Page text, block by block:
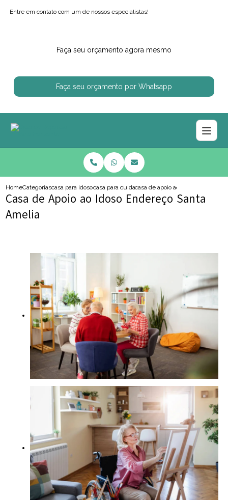
Entre em contato com um de nossos especialistas!
Faça seu orçamento agora mesmo
Faça seu orçamento por Whatsapp
HomeCategoriascasa para idososcasa para cuidar de idosocasa de apoio ao idoso endereco
Casa de Apoio ao Idoso Endereço Santa
Amelia